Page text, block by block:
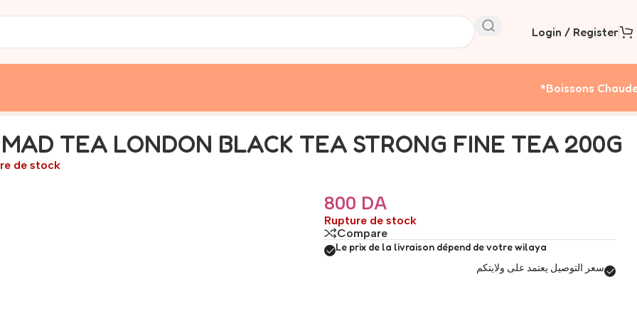
Login / Register
*boissons
TEA LONDON BLACK TEA STRONG FINE TEA 200G
de stock
800 DA
Rupture de stock
Compare
Le prix de la livraison dépend de votre wilaya
سعر التوصيل يعتمد على ولايتكم